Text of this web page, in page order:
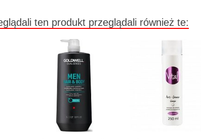
ten produkt przeglądali również te: